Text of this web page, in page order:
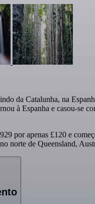
da Catalunha, na
à Espanha e casou-se
por apenas £120 e
norte de Queensland,